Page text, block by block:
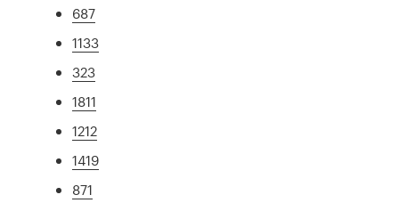
687
1133
323
1811
1212
1419
871